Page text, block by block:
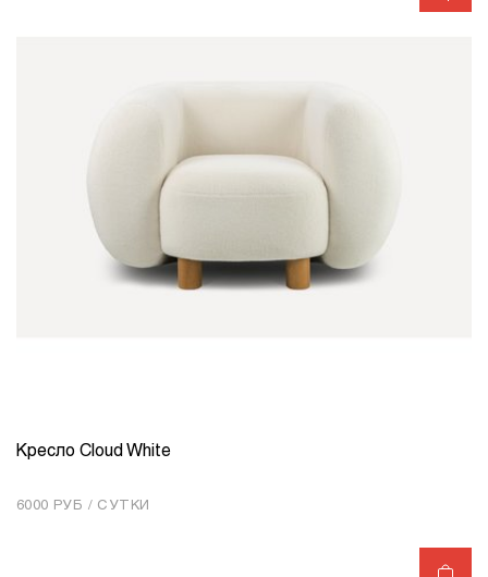
КОЛИЧЕСТВО 1
Кресло Cloud White
6000 РУБ / СУТКИ